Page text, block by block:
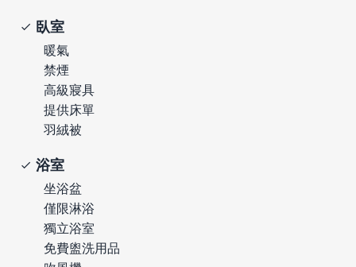
臥室
暖氣
禁煙
高級寢具
提供床單
羽絨被
浴室
坐浴盆
僅限淋浴
獨立浴室
免費盥洗用品